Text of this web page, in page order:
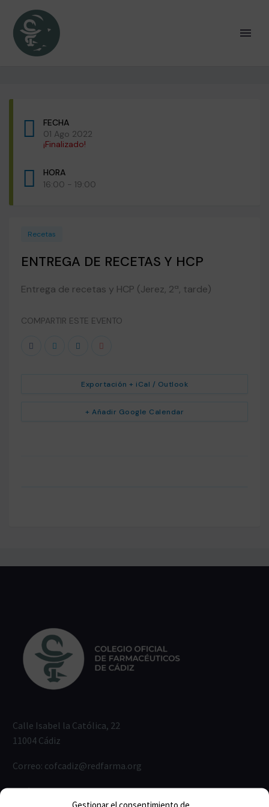
Gestionar el consentimiento de
FECHA
01 Ago 2022
¡Finalizado!
HORA
16:00 - 19:00
Recetas
ENTREGA DE RECETAS Y HCP
Entrega de recetas y HCP (Jerez, 2ª, tarde)
COMPARTIR ESTE EVENTO
+ Añadir Google Calendar
Exportación + iCal / Outlook
Calle Isabel la Católica, 22
11004 Cádiz
Correo: cofcadiz@redfarma.org
Teléfono:956 211 811